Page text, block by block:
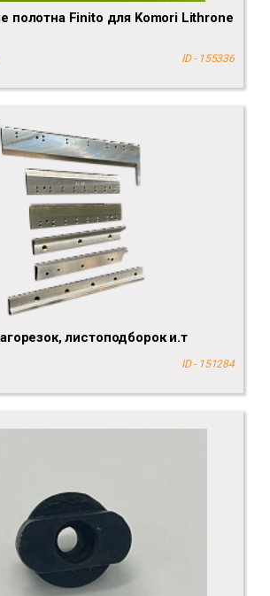
полотна Finito для Komori Lithrone
ID - 155336
листоподборок и.т
ID - 151284